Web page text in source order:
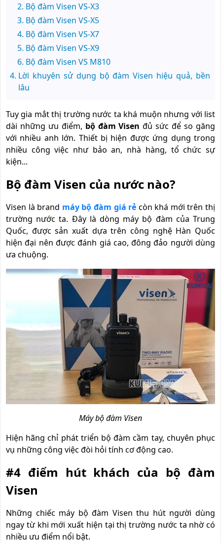
Bộ đàm Visen VS-X3
Bộ đàm Visen VS-X5
Bộ đàm Visen VS-X7
Bộ đàm Visen VS-X9
Bộ đàm Visen VS M810
Lời khuyên sử dụng bộ đàm Visen hiệu quả, bền
lâu
Tuy gia mắt thị trường nước ta khá muộn nhưng với list
dài những ưu điểm, bộ đàm Visen đủ sức để so găng
với nhiều anh lớn. Thiết bị hiện được ứng dụng trong
nhiều công việc như bảo an, nhà hàng, tổ chức sự
kiện...
Bộ đàm Visen của nước nào?
Visen là brand máy bộ đàm giá rẻ còn khá mới trên thị
trường nước ta. Đây là dòng máy bộ đàm của Trung
Quốc, được sản xuất dựa trên công nghệ Hàn Quốc
hiện đại nên được đánh giá cao, đông đảo người dùng
ưa chuộng.
Máy bộ đàm Visen
Hiện hãng chỉ phát triển bộ đàm cầm tay, chuyên phục
vụ những công việc đòi hỏi tính cơ động cao.
#4 điểm hút khách của bộ đàm
Visen
Những chiếc máy bộ đàm Visen thu hút người dùng
ngay từ khi mới xuất hiện tại thị trường nước ta nhờ có
nhiều ưu điểm nổi bật.